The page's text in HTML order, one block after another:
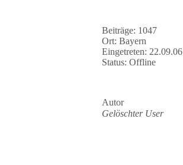
Beiträge: 1047
Ort: Bayern
Eingetreten: 22.09.06
Status: Offline
Autor
Gelöschter User